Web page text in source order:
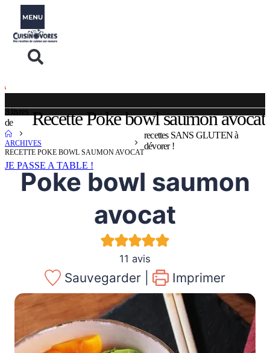
Recette Poke bowl saumon avocat
ARCHIVES
RECETTE POKE BOWL SAUMON AVOCAT
3 livres
de
recettes SANS GLUTEN à
dévorer !
JE PASSE A TABLE !
Poke bowl saumon
avocat
11 avis
Imprimer